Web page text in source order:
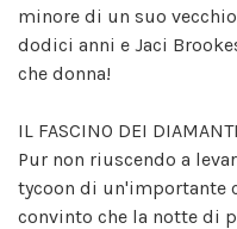
minore di un suo
dodici anni e Jaci
che donna!
IL FASCINO DEI
Pur non riuscendo a
tycoon di un'importante
convinto che la notte di